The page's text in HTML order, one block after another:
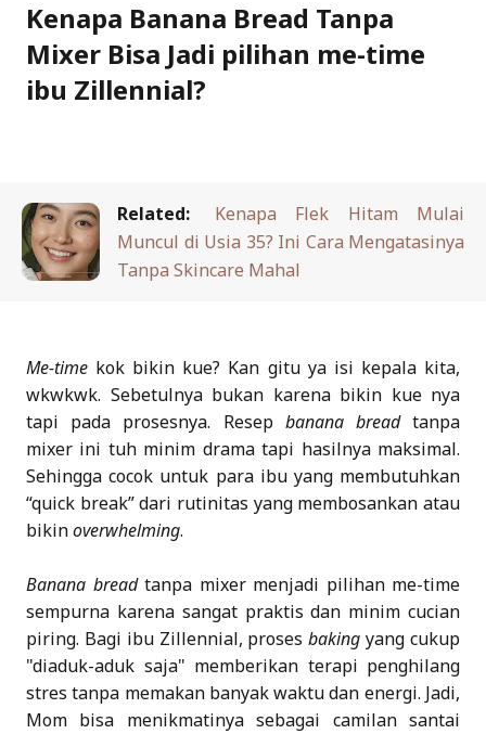
Kenapa Banana Bread Tanpa
Mixer Bisa Jadi pilihan me-time
ibu Zillennial?
Related:
Kenapa Flek Hitam Mulai
Muncul di Usia 35? Ini Cara Mengatasinya
Tanpa Skincare Mahal
Me-time kok bikin kue? Kan gitu ya isi kepala kita,
wkwkwk. Sebetulnya bukan karena bikin kue nya
tapi pada prosesnya. Resep banana breadtanpa
mixer ini tuh minim drama tapi hasilnya maksimal.
Sehingga cocok untuk para ibu yang membutuhkan
“quick break” dari rutinitas yang membosankan atau
bikinoverwhelming.
Banana breadtanpa mixer menjadi pilihan me-time
sempurna karena sangat praktis dan minim cucian
piring. Bagi ibu Zillennial, prosesbakingyang cukup
"diaduk-aduk saja" memberikan terapi penghilang
stres tanpa memakan banyak waktu dan energi. Jadi,
Mom bisa menikmatinya sebagai camilan santai